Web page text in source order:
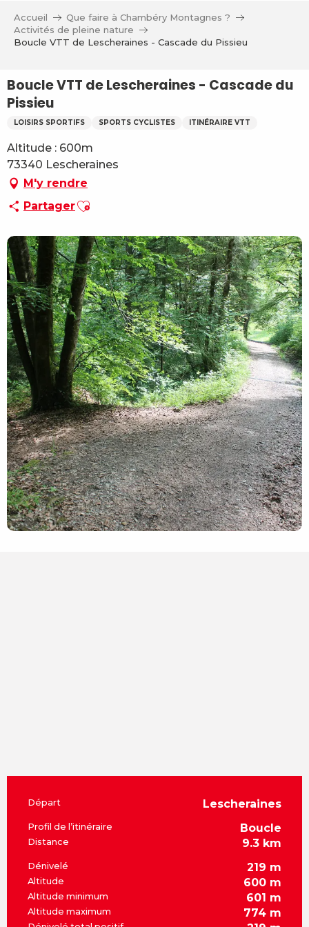
contenu
Accueil
Que faire à Chambéry Montagnes ?
Activités de pleine nature
Boucle VTT de Lescheraines - Cascade du Pissieu
Boucle VTT de Lescheraines - Cascade du
Pissieu
LOISIRS SPORTIFS SPORTS CYCLISTES ITINÉRAIRE VTT
Altitude : 600m
73340 Lescheraines
M'y rendre
PartagerAjouter aux favoris
Informations pratiques
Départ Lescheraines
Profil de l’itinéraire Boucle
Distance 9.3 km
Dénivelé 219 m
Altitude 600 m
Altitude minimum 601 m
Altitude maximum 774 m